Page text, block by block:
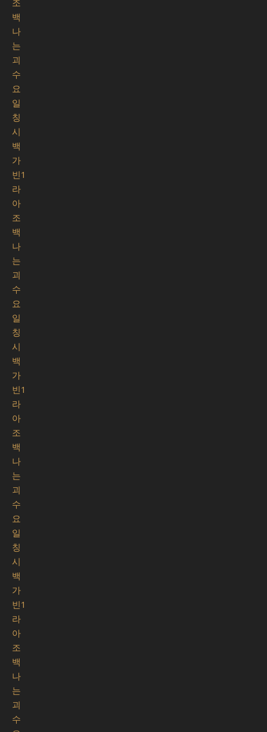
조
백
나
는
괴
수
요
일
칭
시
백
가
빈1
라
아
조
백
나
는
괴
수
요
일
칭
시
백
가
빈1
라
아
조
백
나
는
괴
수
요
일
칭
시
백
가
빈1
라
아
조
백
나
는
괴
수